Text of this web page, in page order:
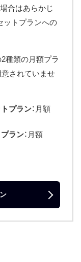
合はあらかじ
ットプランへの
種類の月額プラ
されていませ
プラン：月額
ラン：月額